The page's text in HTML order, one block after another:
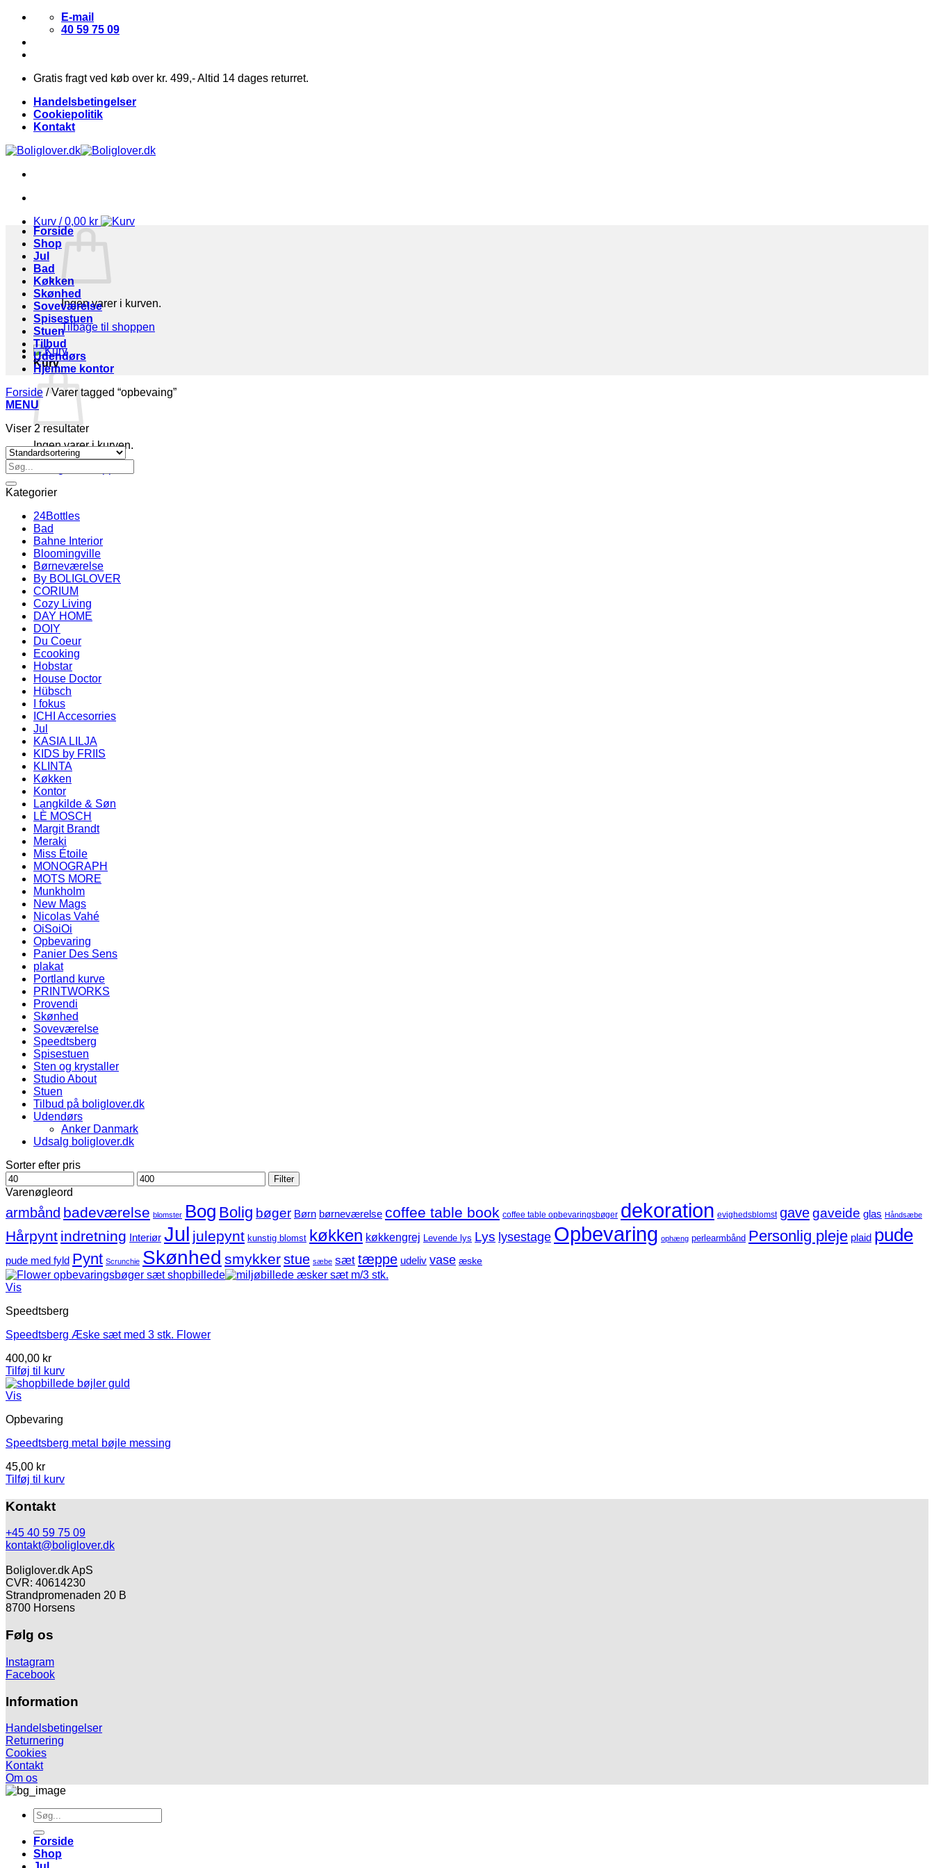
Fortsæt
indhold
E-mail
40 59 75 09
Gratis fragt ved køb over kr. 499,- Altid 14 dages returret.
Handelsbetingelser
Cookiepolitik
Kontakt
Kurv /0,00 kr
Ingen varer i kurven.
Tilbage til shoppen
Kurv
Ingen varer i kurven.
Forside
Shop
Jul
Bad
Køkken
Skønhed
Soveværelse
Spisestuen
Stuen
Tilbud
Udendørs
Hjemme kontor
Forside /Varer tagged “opbevaing”
MENU
Viser 2 resultater
Søg
efter:
Kategorier
24Bottles
Bad
Bahne Interior
Bloomingville
Børneværelse
By BOLIGLOVER
CORIUM
Cozy Living
DAY HOME
DOIY
Du Coeur
Ecooking
Hobstar
House Doctor
Hübsch
I fokus
ICHI Accesorries
Jul
KASIA LILJA
KIDS by FRIIS
KLINTA
Køkken
Kontor
Langkilde & Søn
LÈ MOSCH
Margit Brandt
Meraki
Miss Étoile
MONOGRAPH
MOTS MORE
Munkholm
New Mags
Nicolas Vahé
OiSoiOi
Opbevaring
Panier Des Sens
plakat
Portland kurve
PRINTWORKS
Provendi
Skønhed
Soveværelse
Speedtsberg
Spisestuen
Sten og krystaller
Studio About
Stuen
Tilbud på boliglover.dk
Udendørs
Anker Danmark
Udsalg boliglover.dk
Sorter efter pris
Mindste
pris
Højeste
pris
Filter
Varenøgleord
armbånd badeværelse blomster Bog Bolig bøger Børn børneværelse coffee table book coffee table opbevaringsbøger dekoration evighedsblomst gavegaveide glas Håndsæbe
Hårpynt indretning Interiør Jul julepynt kunstig blomst køkken køkkengrej Levende lys Lys lysestage Opbevaring ophæng perlearmbånd Personlig pleje plaid pude
pude med fyld Pynt Scrunchie Skønhed smykkerstue sæbe sæt tæppe udeliv vase æske
Vis
Speedtsberg
Speedtsberg Æske sæt med 3 stk. Flower
400,00 kr
Tilføj til kurv
Vis
Opbevaring
Speedtsberg metal bøjle messing
45,00 kr
Tilføj til kurv
Kontakt
+45 40 59 75 09
kontakt@boliglover.dk
Boliglover.dk ApS
CVR: 40614230
Strandpromenaden 20 B
8700 Horsens
Følg os
Instagram
Facebook
Information
Handelsbetingelser
Returnering
Cookies
Kontakt
Om os
Søg
efter:
Forside
Shop